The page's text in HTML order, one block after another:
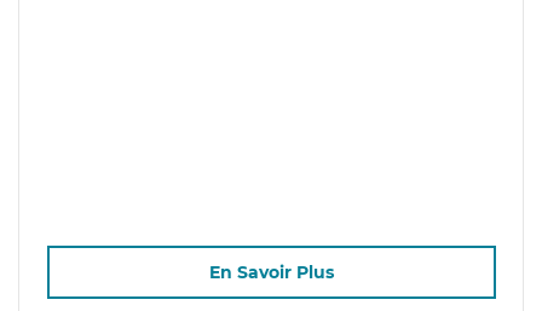
En Savoir Plus